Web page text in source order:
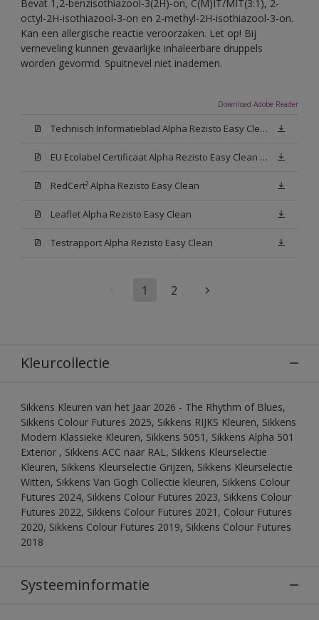
Bevat 1,2-benzisothiazool-3(2H)-on, C(M)IT/MIT(3:1), 2-
octyl-2H-isothiazool-3-on en 2-methyl-2H-isothiazool-3-on.
Kan een allergische reactie veroorzaken. Let op! Bij
verneveling kunnen gevaarlijke inhaleerbare druppels
worden gevormd. Spuitnevel niet inademen.
Download Adobe Reader
Technisch Informatieblad Alpha Rezisto Easy Clean (PDF)
EU Ecolabel Certificaat Alpha Rezisto Easy Clean Mat
RedCert² Alpha Rezisto Easy Clean
Leaflet Alpha Rezisto Easy Clean
Testrapport Alpha Rezisto Easy Clean
1 2
Kleurcollectie
Sikkens Kleuren van het Jaar 2026 - The Rhythm of Blues,
Sikkens Colour Futures 2025, Sikkens RIJKS Kleuren, Sikkens
Modern Klassieke Kleuren, Sikkens 5051, Sikkens Alpha 501
Exterior , Sikkens ACC naar RAL, Sikkens Kleurselectie
Kleuren, Sikkens Kleurselectie Grijzen, Sikkens Kleurselectie
Witten, Sikkens Van Gogh Collectie kleuren, Sikkens Colour
Futures 2024, Sikkens Colour Futures 2023, Sikkens Colour
Futures 2022, Sikkens Colour Futures 2021, Colour Futures
2020, Sikkens Colour Futures 2019, Sikkens Colour Futures
2018
Systeeminformatie